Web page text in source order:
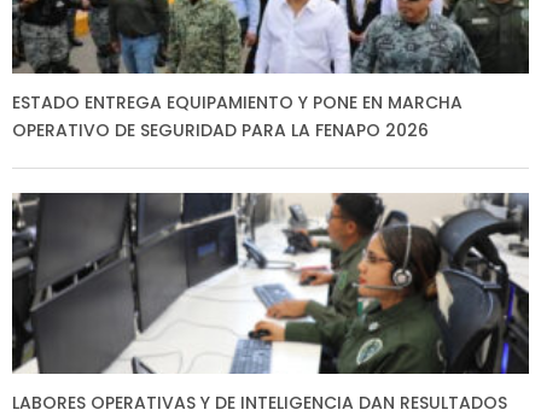
ESTADO ENTREGA EQUIPAMIENTO Y PONE EN MARCHA
OPERATIVO DE SEGURIDAD PARA LA FENAPO 2026
LABORES OPERATIVAS Y DE INTELIGENCIA DAN RESULTADOS